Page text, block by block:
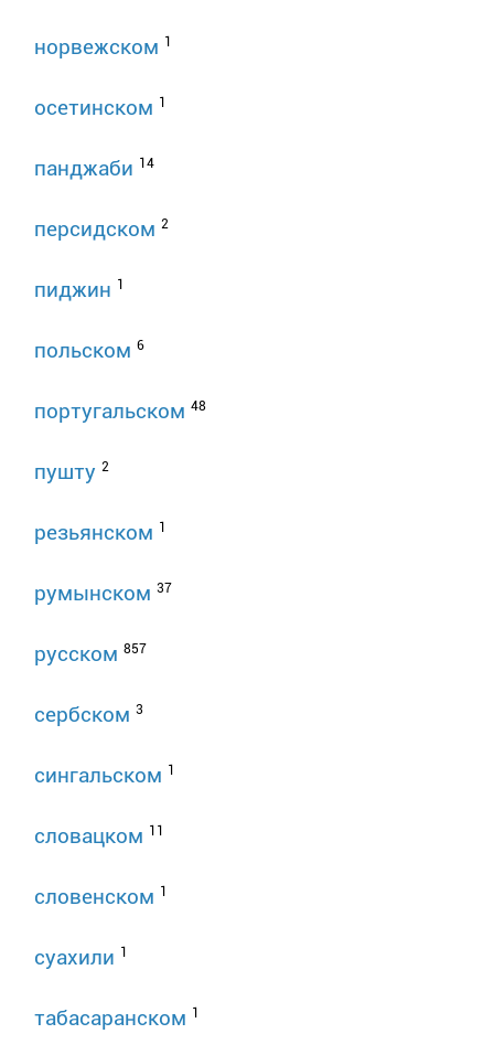
норвежском 1
осетинском 1
панджаби 14
персидском 2
пиджин 1
польском 6
португальском 48
пушту 2
резьянском 1
румынском 37
русском 857
сербском 3
сингальском 1
словацком 11
словенском 1
суахили 1
табасаранском 1